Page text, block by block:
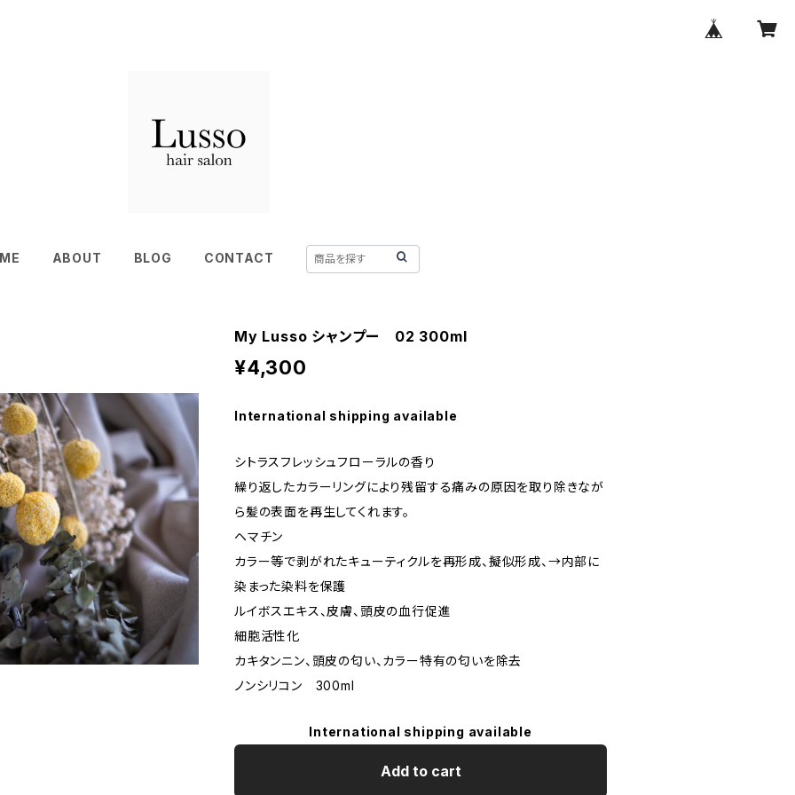
ABOUT BLOG CONTACT
My Lusso シャンプー 02 300ml
¥4,300
International shipping available
シトラスフレッシュフローラルの香り
繰り返したカラーリングにより残留する痛みの原因を取り除きなが
ら髪の表面を再生してくれます。
ヘマチン
カラー等で剥がれたキューティクルを再形成、擬似形成、→内部に
染まった染料を保護
ルイボスエキス、皮膚、頭皮の血行促進
細胞活性化
カキタンニン、頭皮の匂い、カラー特有の匂いを除去
ノンシリコン 300ml
International shipping available
Add to cart